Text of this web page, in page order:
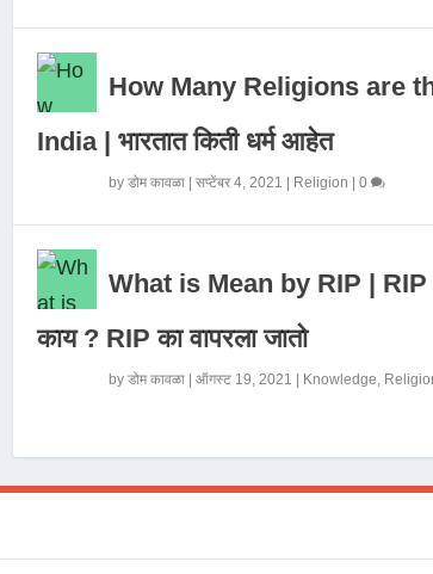
How Many Religions are
India | भारतात किती धर्म आहेत
by डोम कावळा| सप्टेंबर 4, 2021 Religion 0
What is Mean by RIP | RIP
काय ? RIP का वापरला जातो
by डोम कावळा| ऑगस्ट 19, 2021 Knowledge,